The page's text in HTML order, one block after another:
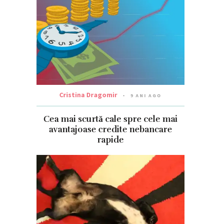
Cristina Dragomir 9 ANI AGO
Cea mai scurtă cale spre cele mai
avantajoase credite nebancare
rapide